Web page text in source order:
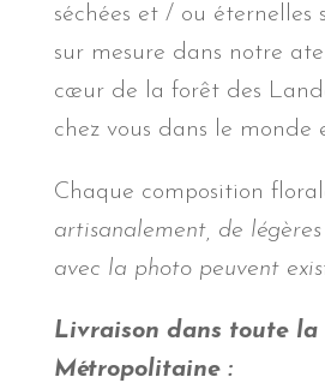
séchées et / ou éternelles
sur mesure dans notre
cœur de la forêt des
chez vous dans le monde
Chaque composition
artisanalement, de
avec la photo peuvent
Livraison dans toute la
Métropolitaine :